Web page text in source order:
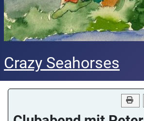
Crazy Seahorses